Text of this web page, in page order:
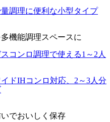
量調理に便利な小型タイプ
機能調理スペースに
スコンロ調理で使える1～2人
ドIHコンロ対応、2～3人分
でおいしく保存